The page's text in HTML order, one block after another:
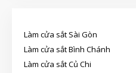
Làm cửa sắt Sài Gòn
Làm cửa sắt Bình Chánh
Làm cửa sắt Củ Chi